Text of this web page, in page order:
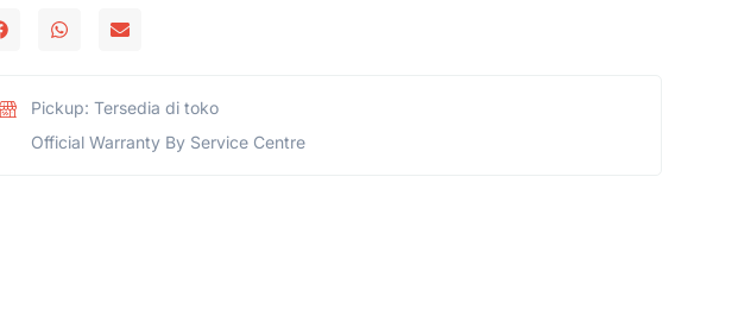
Pickup: Tersedia di toko
Official Warranty By Service Centre